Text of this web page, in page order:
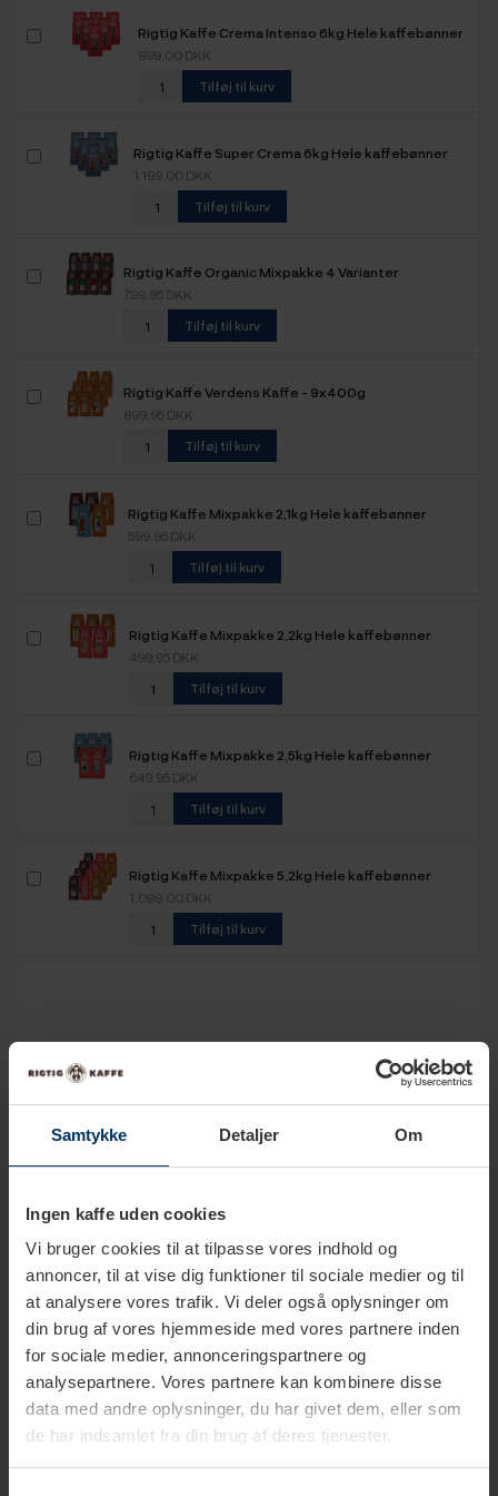
Samtykke Detaljer Om
Ingen kaffe uden cookies
Vi bruger cookies til at tilpasse vores indhold og
annoncer, til at vise dig funktioner til sociale medier og til
at analysere vores trafik. Vi deler også oplysninger om
din brug af vores hjemmeside med vores partnere inden
for sociale medier, annonceringspartnere og
analysepartnere. Vores partnere kan kombinere disse
data med andre oplysninger, du har givet dem, eller som
de har indsamlet fra din brug af deres tjenester.
Rigtig Kaffe Crema Intenso 6kg Hele kaffebønner
999,00 DKK
Tilføj til kurv
Rigtig Kaffe Super Crema 6kg Hele kaffebønner
1.199,00 DKK
Tilføj til kurv
Rigtig Kaffe Organic Mixpakke 4 Varianter
799,95 DKK
Tilføj til kurv
Rigtig Kaffe Verdens Kaffe - 9x400g
899,95 DKK
Tilføj til kurv
Rigtig Kaffe Mixpakke 2,1kg Hele kaffebønner
599,95 DKK
Tilføj til kurv
Rigtig Kaffe Mixpakke 2,2kg Hele kaffebønner
499,95 DKK
Tilføj til kurv
Rigtig Kaffe Mixpakke 2,5kg Hele kaffebønner
649,95 DKK
Tilføj til kurv
Rigtig Kaffe Mixpakke 5,2kg Hele kaffebønner
1.099,00 DKK
Tilføj til kurv
Tekniske specifikationer
Download